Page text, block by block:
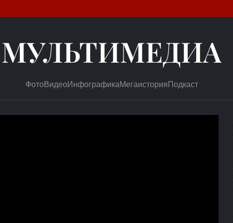
МУЛЬТИМЕДИА
ФотоВидеоИнфографикаМегаисторияПодкаст